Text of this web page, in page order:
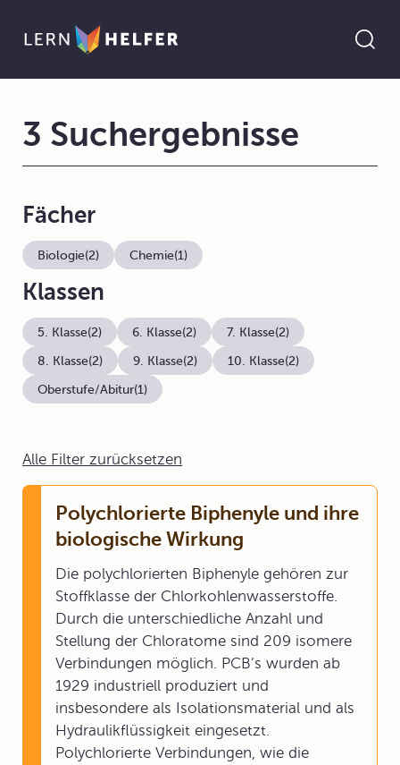
Alle Filter zurücksetzen
Polychlorierte Biphenyle und ihre
biologische Wirkung
Die polychlorierten Biphenyle gehören zur
Stoffklasse der Chlorkohlenwasserstoffe.
Durch die unterschiedliche Anzahl und
Stellung der Chloratome sind 209 isomere
Verbindungen möglich. PCB’s wurden ab
1929 industriell produziert und
insbesondere als Isolationsmaterial und als
Hydraulikflüssigkeit eingesetzt.
Polychlorierte Verbindungen, wie die
3 Suchergebnisse
Fächer
Biologie(2) Chemie(1)
Klassen
5. Klasse(2) 6. Klasse(2) 7. Klasse(2)
8. Klasse(2) 9. Klasse(2) 10. Klasse(2)
Oberstufe/Abitur(1)